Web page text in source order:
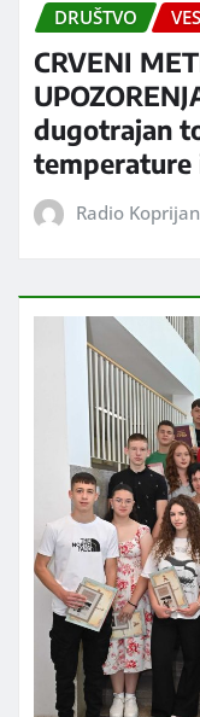
DRUŠTVO
CRVENI
dugotrajan
Radio Koprijan